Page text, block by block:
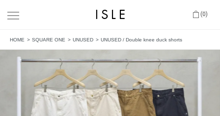
(0)
HOME SQUARE ONE UNUSED UNUSED / Double knee duck shorts